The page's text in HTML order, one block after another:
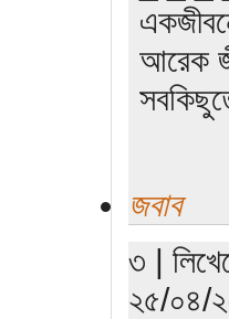
আরেক
জবাব
৩ |
২৫/০৪/